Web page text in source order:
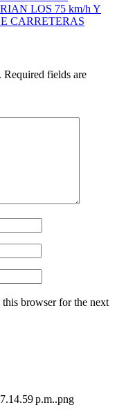
LOS 75 km/h Y
CARRETERAS
Required fields are
browser for the next